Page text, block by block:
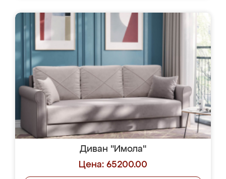
Диван "Имола"
Цена: 65200.00